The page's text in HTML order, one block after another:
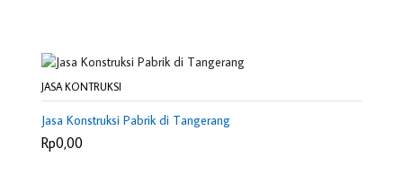
JASA KONTRUKSI
Jasa Konstruksi Pabrik di Tangerang
Rp0,00